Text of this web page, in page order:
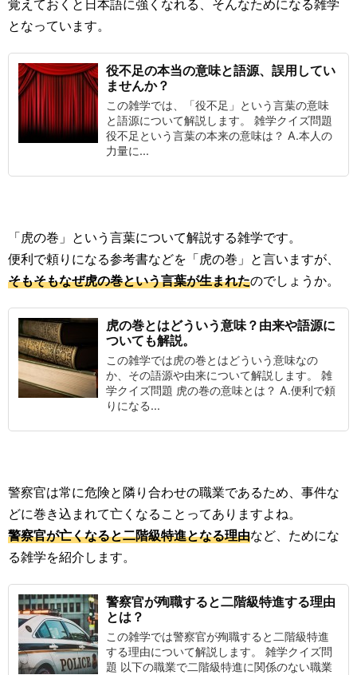
覚えておくと日本語に強くなれる、そんなためになる雑学
となっています。
役不足の本当の意味と語源、誤用してい
ませんか？
この雑学では、「役不足」という言葉の意味
と語源について解説します。 雑学クイズ問題
役不足という言葉の本来の意味は？ A.本人の
力量に...
「虎の巻」という言葉について解説する雑学です。
便利で頼りになる参考書などを「虎の巻」と言いますが、
そもそもなぜ虎の巻という言葉が生まれたのでしょうか。
虎の巻とはどういう意味？由来や語源に
ついても解説。
この雑学では虎の巻とはどういう意味なの
か、その語源や由来について解説します。 雑
学クイズ問題 虎の巻の意味とは？ A.便利で頼
りになる...
警察官は常に危険と隣り合わせの職業であるため、事件な
どに巻き込まれて亡くなることってありますよね。
警察官が亡くなると二階級特進となる理由など、ためにな
る雑学を紹介します。
警察官が殉職すると二階級特進する理由
とは？
この雑学では警察官が殉職すると二階級特進
する理由について解説します。 雑学クイズ問
題 以下の職業で二階級特進に関係のない職業